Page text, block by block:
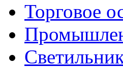
Торговое